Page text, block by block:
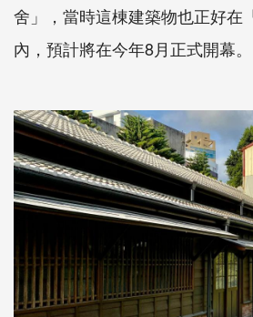
舍」，當時這棟建築物也正好在
內，預計將在今年8月正式開幕。